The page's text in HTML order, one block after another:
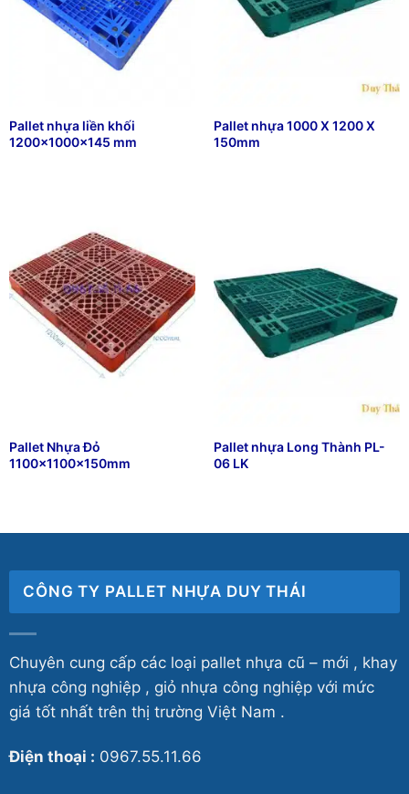
Pallet nhựa liền khối
1200x1000x145 mm
Pallet nhựa 1000 X 1200 X
150mm
Pallet Nhựa Đỏ
1100x1100x150mm
Pallet nhựa Long Thành PL-
06 LK
CÔNG TY PALLET NHỰA DUY THÁI
Chuyên cung cấp các loại pallet nhựa cũ – mới , khay
nhựa công nghiệp , giỏ nhựa công nghiệp với mức
giá tốt nhất trên thị trường Việt Nam .
Điện thoại : 0967.55.11.66